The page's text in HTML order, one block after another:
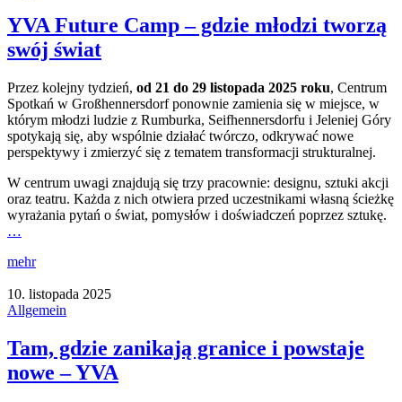
YVA Future Camp – gdzie młodzi tworzą
swój świat
Przez kolejny tydzień, od 21 do 29 listopada 2025 roku, Centrum
Spotkań w Großhennersdorf ponownie zamienia się w miejsce, w
którym młodzi ludzie z Rumburka, Seifhennersdorfu i Jeleniej Góry
spotykają się, aby wspólnie działać twórczo, odkrywać nowe
perspektywy i zmierzyć się z tematem transformacji strukturalnej.
W centrum uwagi znajdują się trzy pracownie: designu, sztuki akcji
oraz teatru. Każda z nich otwiera przed uczestnikami własną ścieżkę
wyrażania pytań o świat, pomysłów i doświadczeń poprzez sztukę.
…
mehr
10. listopada 2025
Allgemein
Tam, gdzie zanikają granice i powstaje
nowe – YVA